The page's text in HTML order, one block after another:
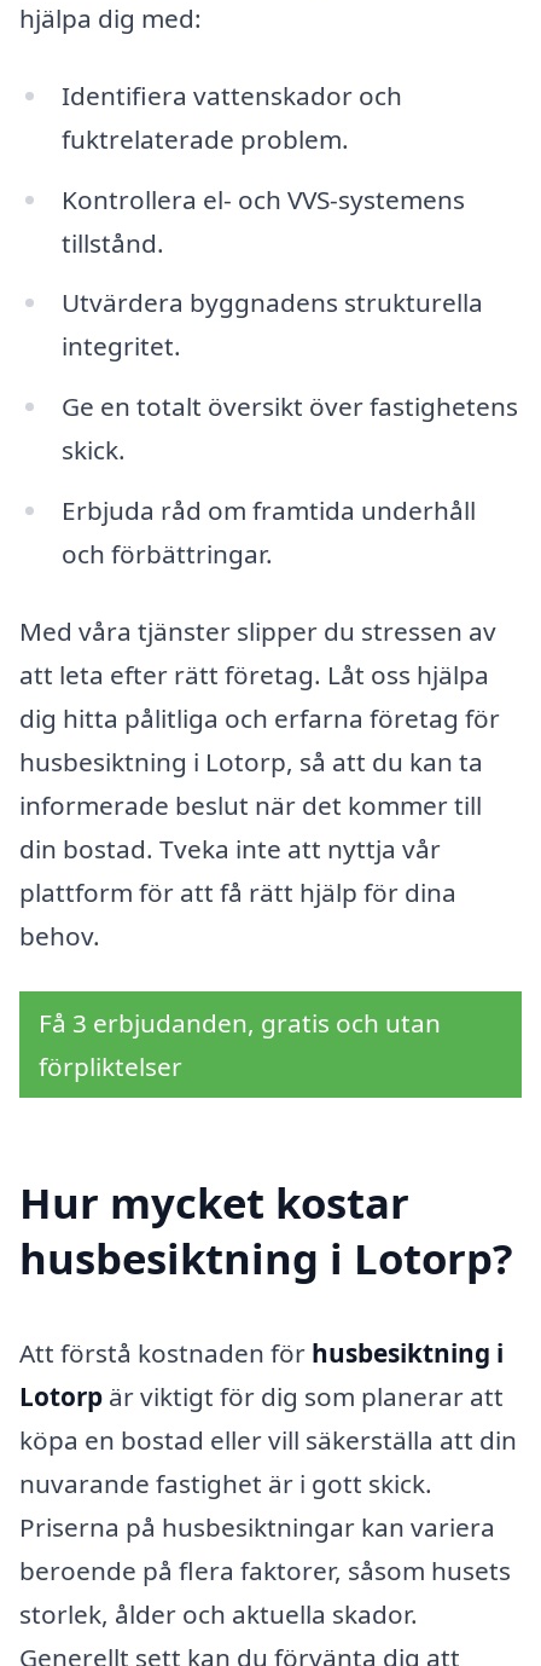
hjälpa dig med:
Identifiera vattenskador och
fuktrelaterade problem.
Kontrollera el- och VVS-systemens
tillstånd.
Utvärdera byggnadens strukturella
integritet.
Ge en totalt översikt över fastighetens
skick.
Erbjuda råd om framtida underhåll
och förbättringar.
Med våra tjänster slipper du stressen av
att leta efter rätt företag. Låt oss hjälpa
dig hitta pålitliga och erfarna företag för
husbesiktning i Lotorp, så att du kan ta
informerade beslut när det kommer till
din bostad. Tveka inte att nyttja vår
plattform för att få rätt hjälp för dina
behov.
Få 3 erbjudanden, gratis och utan
förpliktelser
Hur mycket kostar
husbesiktning i Lotorp?
Att förstå kostnaden för husbesiktning i
Lotorp är viktigt för dig som planerar att
köpa en bostad eller vill säkerställa att din
nuvarande fastighet är i gott skick.
Priserna på husbesiktningar kan variera
beroende på flera faktorer, såsom husets
storlek, ålder och aktuella skador.
Generellt sett kan du förvänta dig att